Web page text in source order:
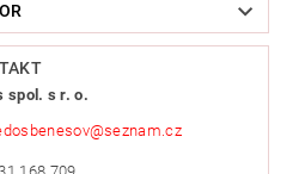
spol. s r. o.
@seznam.cz